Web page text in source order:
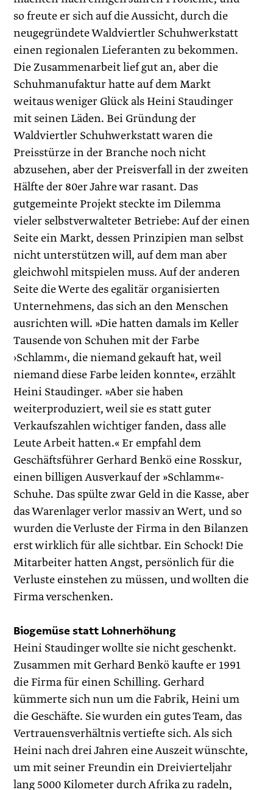
so freute er sich auf die Aussicht, durch die
neugegründete Waldviertler Schuhwerkstatt
einen regionalen Lieferanten zu bekommen.
Die Zusammenarbeit lief gut an, aber die
Schuhmanufaktur hatte auf dem Markt
weitaus weniger Glück als Heini Staudinger
mit seinen Läden. Bei Gründung der
Waldviertler Schuhwerkstatt waren die
Preisstürze in der Branche noch nicht
abzusehen, aber der Preisverfall in der zweiten
Hälfte der 80er Jahre war rasant. Das
gutgemeinte Projekt steckte im Dilemma
vieler selbstverwalteter Betriebe: Auf der einen
Seite ein Markt, dessen Prinzipien man selbst
nicht unterstützen will, auf dem man aber
gleichwohl mitspielen muss. Auf der anderen
Seite die Werte des egalitär organisierten
Unternehmens, das sich an den Menschen
ausrichten will. »Die hatten damals im Keller
Tausende von Schuhen mit der Farbe
›Schlamm‹, die niemand gekauft hat, weil
niemand diese Farbe leiden konnte«, erzählt
Heini Staudinger. »Aber sie haben
weiterproduziert, weil sie es statt guter
Verkaufszahlen wichtiger fanden, dass alle
Leute Arbeit hatten.« Er empfahl dem
Geschäftsführer Gerhard Benkö eine Rosskur,
einen billigen Ausverkauf der »Schlamm«-
Schuhe. Das spülte zwar Geld in die Kasse, aber
das Warenlager verlor massiv an Wert, und so
wurden die Verluste der Firma in den Bilanzen
erst wirklich für alle sichtbar. Ein Schock! Die
Mitarbeiter hatten Angst, persönlich für die
Verluste einstehen zu müssen, und wollten die
Firma verschenken.
Biogemüse statt Lohnerhöhung
Heini Staudinger wollte sie nicht geschenkt.
Zusammen mit Gerhard Benkö kaufte er 1991
die Firma für einen Schilling. Gerhard
kümmerte sich nun um die Fabrik, Heini um
die Geschäfte. Sie wurden ein gutes Team, das
Vertrauensverhältnis vertiefte sich. Als sich
Heini nach drei Jahren eine Auszeit wünschte,
um mit seiner Freundin ein Dreivierteljahr
lang 5000 Kilometer durch Afrika zu radeln,